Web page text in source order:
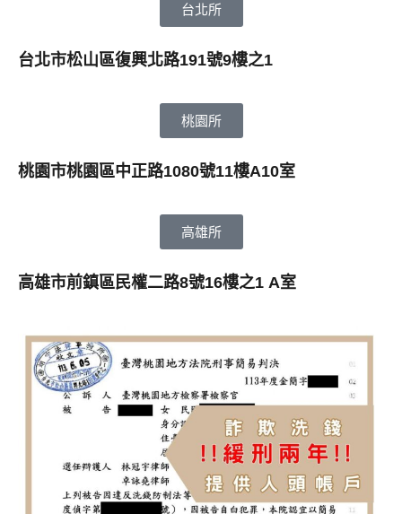
台北所
台北市松山區復興北路191號9樓之1
桃園所
桃園市桃園區中正路1080號11樓A10室
高雄所
高雄市前鎮區民權二路8號16樓之1 A室